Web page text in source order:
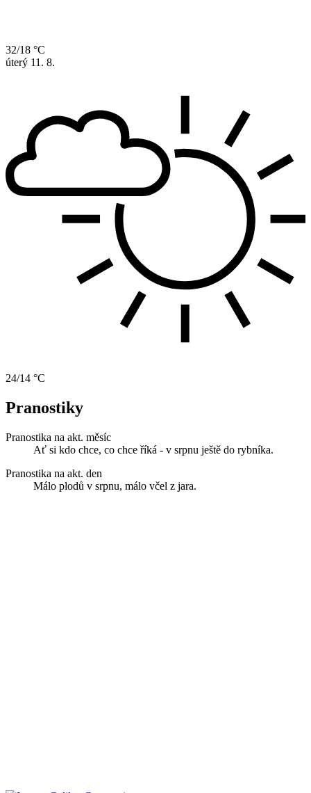
32/18 °C
úterý 11. 8.
24/14 °C
Pranostiky
Pranostika na akt. měsíc
Ať si kdo chce, co chce říká - v srpnu ještě do rybníka.
Pranostika na akt. den
Málo plodů v srpnu, málo včel z jara.